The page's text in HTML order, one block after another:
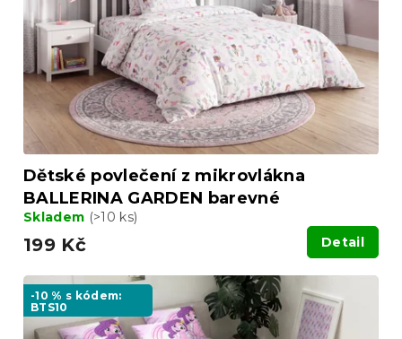
ůo
d
u
k
ů
Dětské povlečení z mikrovlákna
BALLERINA GARDEN barevné
Skladem (>10 ks)
199 Kč Detail
-10 % s kódem:
BTS10